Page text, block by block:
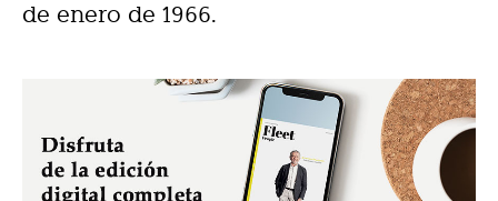
de enero de 1966.